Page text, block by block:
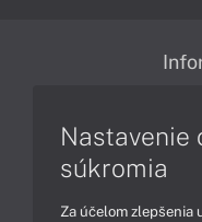
Nastavenie
súkromia
Za účelom zlepšenia